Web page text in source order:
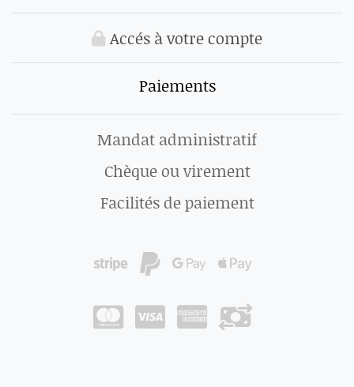
Accés à votre compte
Paiements
Mandat administratif
Chèque ou virement
Facilités de paiement